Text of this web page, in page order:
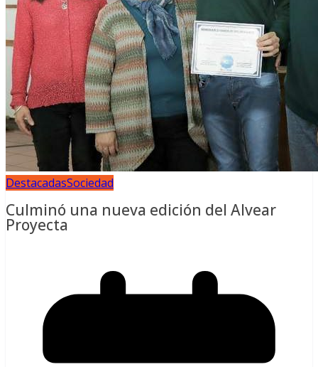
DestacadasSociedad
Culminó una nueva edición del Alvear
Proyecta